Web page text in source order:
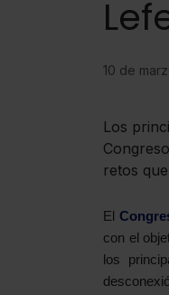
10 de
Los
retos
El
con el
los